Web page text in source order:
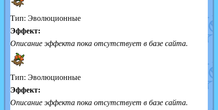
Тип: Эволюционные
Эффект:
Описание эффекта пока отсутствует в базе сайта.
Тип: Эволюционные
Эффект:
Описание эффекта пока отсутствует в базе сайта.